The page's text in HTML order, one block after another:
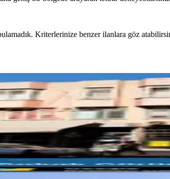
Kriterlerinize benzer ilanlara göz
Üzernde Satılık Dükkan/işyeri/
Mahallesi
Bina 3 Katlı